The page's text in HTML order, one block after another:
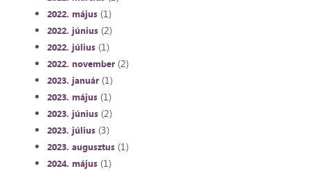
2022. május(1)
2022. június(2)
2022. július(1)
2022. november(2)
2023. január(1)
2023. május(1)
2023. június(2)
2023. július(3)
2023. augusztus(1)
2024. május(1)